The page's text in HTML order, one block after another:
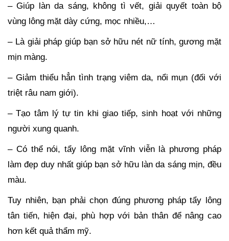
– Giúp làn da sáng, không tì vết, giải quyết toàn bộ
vùng lông mặt dày cứng, mọc nhiều,…
– Là giải pháp giúp bạn sở hữu nét nữ tính, gương mặt
mịn màng.
– Giảm thiểu hẳn tình trạng viêm da, nổi mụn (đối với
triệt râu nam giới).
– Tạo tâm lý tự tin khi giao tiếp, sinh hoạt với những
người xung quanh.
– Có thể nói, tẩy lông mặt vĩnh viễn là phương pháp
làm đẹp duy nhất giúp bạn sở hữu làn da sáng mịn, đều
màu.
Tuy nhiên, bạn phải chọn đúng phương pháp tẩy lông
tân tiến, hiện đại, phù hợp với bản thân để nâng cao
hơn kết quả thẩm mỹ.